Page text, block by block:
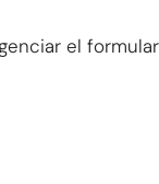
el